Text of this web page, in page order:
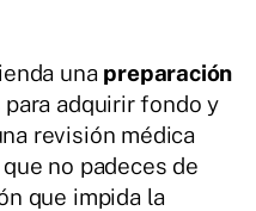
una preparación
para adquirir fondo y
revisión médica
no padeces de
que impida la